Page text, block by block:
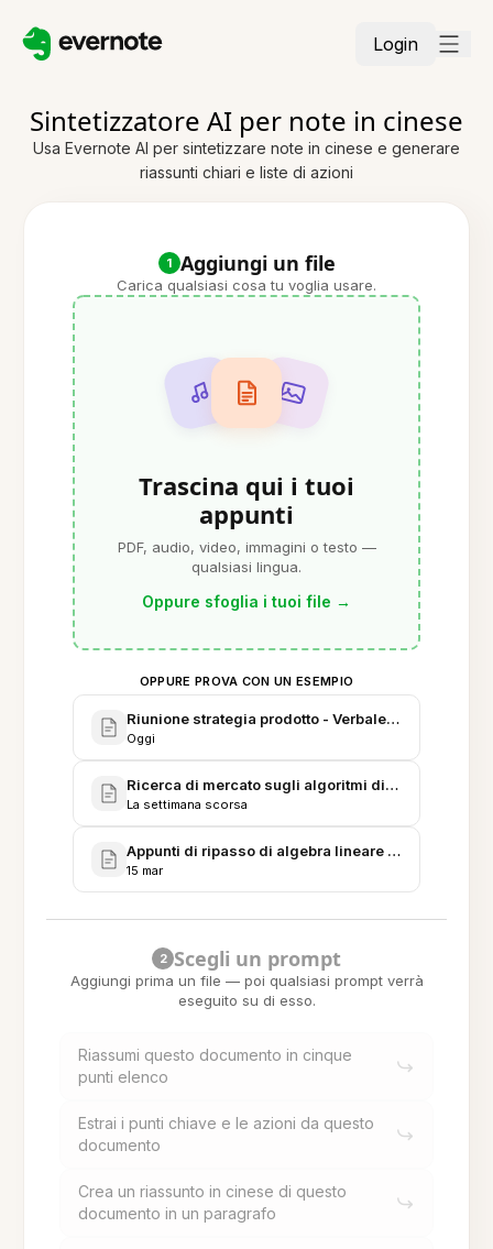
Login
Sintetizzatore AI per note in cinese
Usa Evernote AI per sintetizzare note in cinese e generare
riassunti chiari e liste di azioni
1 Aggiungi un file
Carica qualsiasi cosa tu voglia usare.
Trascina qui i tuoi
appunti
PDF, audio, video, immagini o testo —
qualsiasi lingua.
Oppure sfoglia i tuoi file →
OPPURE PROVA CON UN ESEMPIO
Riunione strategia prodotto - Verbale versione
Oggi
Ricerca di mercato sugli algoritmi di riassunto in
La settimana scorsa
Appunti di ripasso di algebra lineare (ripasso
15 mar
2 Scegli un prompt
Aggiungi prima un file — poi qualsiasi prompt verrà
eseguito su di esso.
Riassumi questo documento in cinque
punti elenco
Estrai i punti chiave e le azioni da questo
documento
Crea un riassunto in cinese di questo
documento in un paragrafo